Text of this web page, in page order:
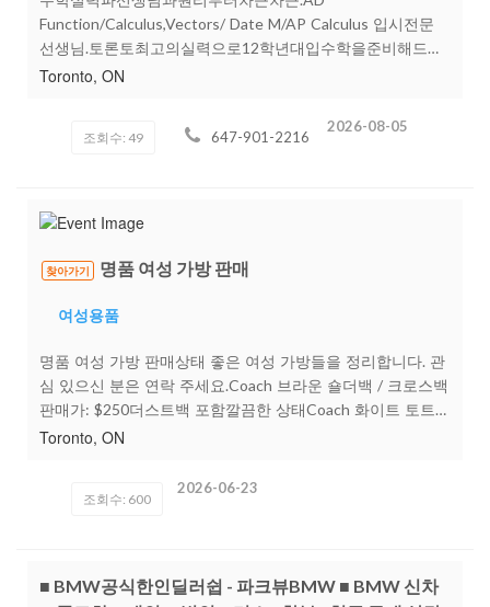
Function/Calculus,Vectors/ Date M/AP Calculus 입시전문
선생님.토론토최고의실력으로12학년대입수학을준비해드립
니다12학년[AD Function] [Calculus & Vectors] [Date]전문
~ Gr.12성적향상및특별관리과학기초부터과학을정복해드립
니다.개개인에맞는맞춤식강의.각학년(Gr7~ Gr12)퀴즈,테스
11~12/Chemistry 11~12대입전문선생님이꼼꼼하게자녀들
Toronto, ON
조회수: 49 647-901-2216
2026-08-05
찾아가기 명품 여성 가방 판매
여성용품
명품 여성 가방 판매상태 좋은 여성 가방들을 정리합니다. 관
심 있으신 분은 연락 주세요.Coach 브라운 숄더백 / 크로스백
판매가: $250더스트백 포함깔끔한 상태Coach 화이트 토트백
/ 크로스백판매가: $200태그 및 더스트백 포함상태 우수Kate
Louis Vuitton 다미에 토트백판매가: $2,300더스트백 포함상
태 우수직거래 가능합니다.거래 장소:509 Beecroft Rd.문
Toronto, ON
조회수: 600
2026-06-23
■ BMW공식한인딜러쉽 - 파크뷰BMW ■ BMW 신차